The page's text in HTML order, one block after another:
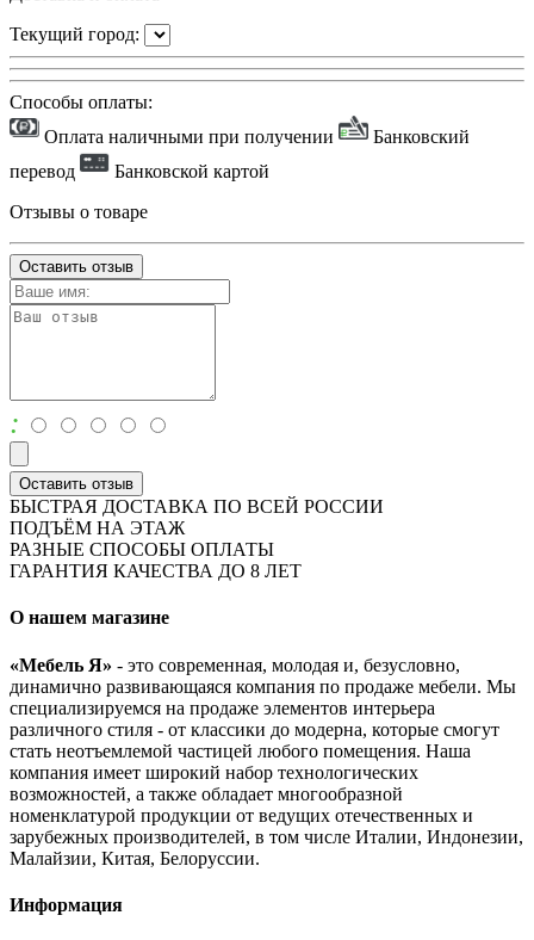
Текущий город:
Способы оплаты:
Оплата наличными при получении
Банковский
перевод
Банковской картой
Отзывы о товаре
Оставить отзыв
:
Оставить отзыв
БЫСТРАЯ ДОСТАВКА ПО ВСЕЙ РОССИИ
ПОДЪЁМ НА ЭТАЖ
РАЗНЫЕ СПОСОБЫ ОПЛАТЫ
ГАРАНТИЯ КАЧЕСТВА ДО 8 ЛЕТ
О нашем магазине
«Мебель Я» - это современная, молодая и, безусловно,
динамично развивающаяся компания по продаже мебели. Мы
специализируемся на продаже элементов интерьера
различного стиля - от классики до модерна, которые смогут
стать неотъемлемой частицей любого помещения. Наша
компания имеет широкий набор технологических
возможностей, а также обладает многообразной
номенклатурой продукции от ведущих отечественных и
зарубежных производителей, в том числе Италии, Индонезии,
Малайзии, Китая, Белоруссии.
Информация